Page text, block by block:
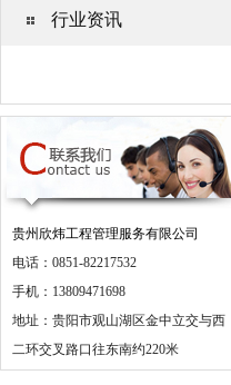
行业资讯
贵州欣炜工程管理服务有限公司
电话：0851-82217532
手机：13809471698
地址：贵阳市观山湖区金中立交与西
二环交叉路口往东南约220米